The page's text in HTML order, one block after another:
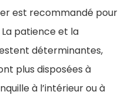
est recommandé pour
patience et la
déterminantes,
plus disposées à
à l’intérieur ou à